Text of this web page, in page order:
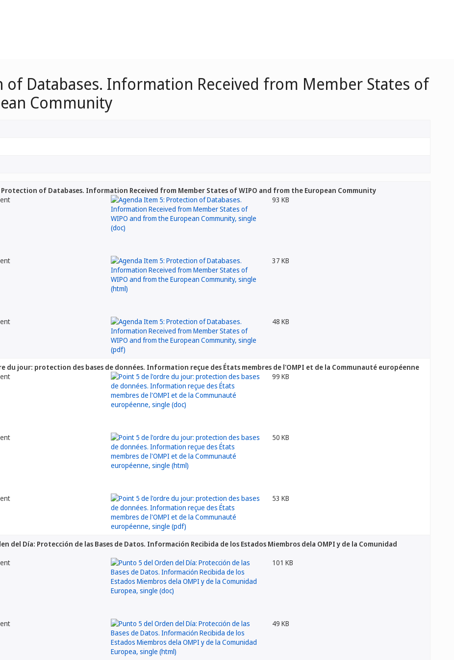
Databases. Information Received from Member States of
Community
of Databases. Information Received from Member States of WIPO and from the European Community
93 KB
37 KB
48 KB
du jour: protection des bases de données. Information reçue des États membres de l'OMPI et de la Communauté européenne
99 KB
50 KB
53 KB
del Día: Protección de las Bases de Datos. Información Recibida de los Estados Miembros dela OMPI y de la Comunidad
101 KB
49 KB